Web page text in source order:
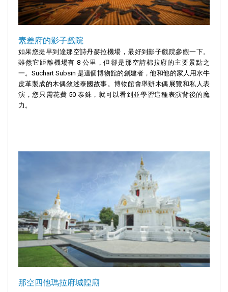
素差府的影子戲院
如果您提早到達那空詩丹麥拉機場，最好到影子戲院參觀一下。
雖然它距離機場有 8 公里，但卻是那空詩棉拉府的主要景點之
一。Suchart Subsin 是這個博物館的創建者，他和他的家人用水牛
皮革製成的木偶敘述泰國故事。博物館會舉辦木偶展覽和私人表
演，您只需花費 50 泰銖，就可以看到並學習這種表演背後的魔
力。
那空四他瑪拉府城隍廟